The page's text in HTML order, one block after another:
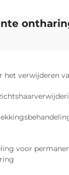
het verwijderen
voor